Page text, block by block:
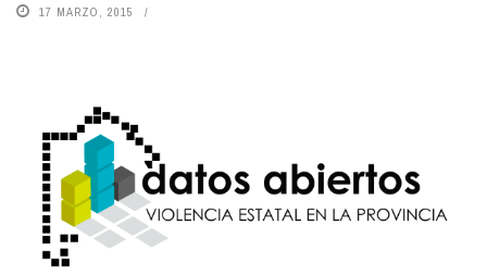
17 MARZO, 2015